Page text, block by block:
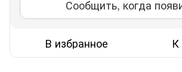
Сообщить, когда
В избранное К